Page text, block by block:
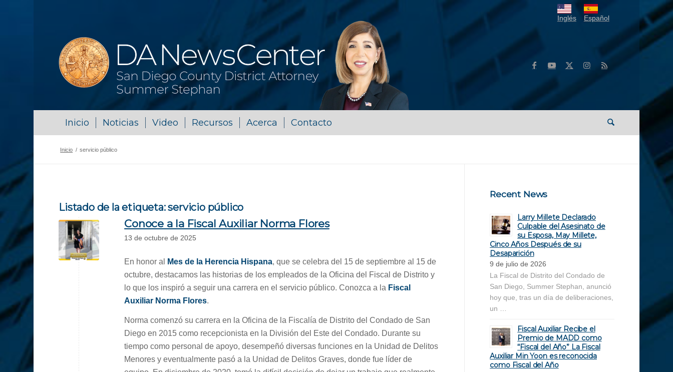
Inglés Español
Inicio Noticias Video Recursos Acerca Contacto
Inicio / servicio público
Listado de la etiqueta:servicio público
Conoce a la Fiscal Auxiliar Norma Flores
13 de octubre de 2025
En honor al Mes de la Herencia Hispana, que se celebra del 15 de septiembre al 15 de
octubre, destacamos las historias de los empleados de la Oficina del Fiscal de Distrito y
lo que los inspiró a seguir una carrera en el servicio público. Conozca a la Fiscal
Auxiliar Norma Flores.
Norma comenzó su carrera en la Oficina de la Fiscalía de Distrito del Condado de San
Diego en 2015 como recepcionista en la División del Este del Condado. Durante su
tiempo como personal de apoyo, desempeñó diversas funciones en la Unidad de Delitos
Menores y eventualmente pasó a la Unidad de Delitos Graves, donde fue líder de
Recent News
Larry Millete Declarado
Culpable del Asesinato de
su Esposa, May Millete,
Cinco Años Después de su
Desaparición
9 de julio de 2026
La Fiscal de Distrito del Condado de
San Diego, Summer Stephan, anunció
hoy que, tras un día de deliberaciones,
un …
Fiscal Auxiliar Recibe el
Premio de MADD como
“Fiscal del Año” La Fiscal
Auxiliar Min Yoon es reconocida
como Fiscal del Año